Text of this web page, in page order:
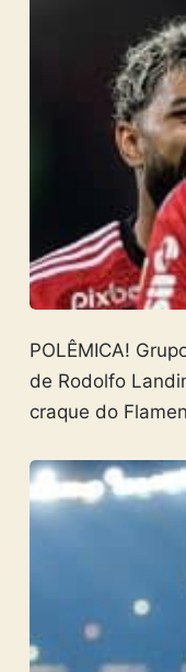
POLÊMICA!
de Rodolfo
craque do